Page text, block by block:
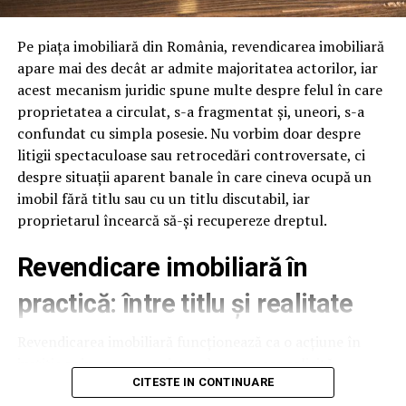
delicate
Suprafetele delicate includ lentilele camerelor, senzorii,
plasticul negru lucios si zonele cu vopsea mata. Spuma
buna are pH neutru sau usor alcalin si nu ataca aceste
suprafete. Jetul de clatire trebuie sa fie la presiune
medie, nu maxima, pentru a nu forta apa sub capace.
Foloseste duze evazate la clatire, care distribuie apa
uniform, fara presiune directionata. Aceste setari sunt
usor de implementat si reduc semnificativ riscul de
reclamatii pe caroserie delicata.
Viteza programului in regim
touchless
minut, ceara optionala 30 secunde. Fata de un program
Pe piața imobiliară din România, revendicarea imobiliară
apare mai des decât ar admite majoritatea actorilor, iar
acest mecanism juridic spune multe despre felul în care
proprietatea a circulat, s-a fragmentat și, uneori, s-a
confundat cu simpla posesie. Nu vorbim doar despre
litigii spectaculoase sau retrocedări controversate, ci
despre situații aparent banale în care cineva ocupă un
imobil fără titlu sau cu un titlu discutabil, iar
proprietarul încearcă să-și recupereze dreptul.
Revendicare imobiliară în
practică: între titlu și realitate
justiție prin care proprietarul neposesor solicită
restituirea bunului de la posesorul neproprietar. Simplu
CITESTE IN CONTINUARE